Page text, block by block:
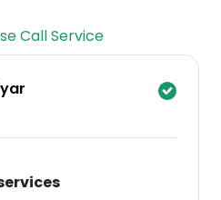
Call Service